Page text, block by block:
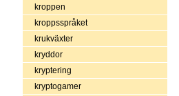
kroppen
kroppsspråket
krukväxter
kryddor
kryptering
kryptogamer